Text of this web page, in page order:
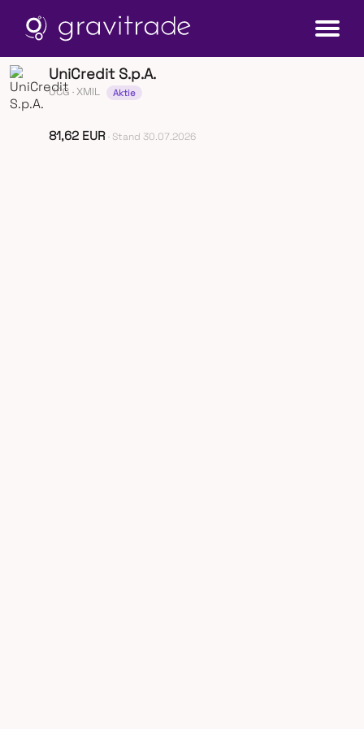
UniCredit S.p.A.
UCG · XMIL Aktie
81,62 EUR· Stand 30.07.2026